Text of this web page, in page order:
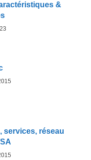
&
services, réseau